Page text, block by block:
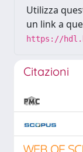
Utilizza
un link a
https://
Citazioni